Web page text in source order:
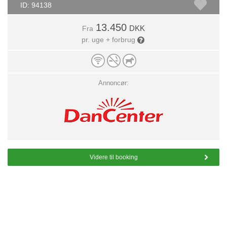
ID: 94138
Fra 13.450 DKK
pr. uge + forbrug
Annoncør:
Videre til booking